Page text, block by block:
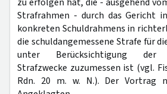
Strafrahmen - durch das Gericht
konkreten Schuldrahmens in
die schuldangemessene Strafe für
unter Berücksichtigung der
Strafzwecke zuzumessen ist (vgl.
Rdn. 20 m. w. N.). Der Vortrag